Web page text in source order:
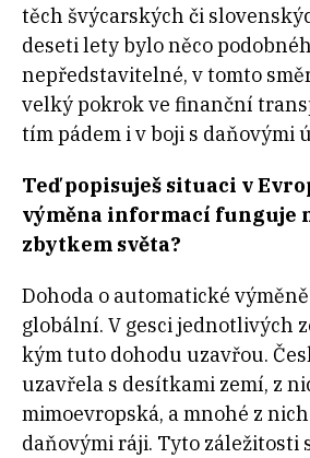
těch švýcarských či
deseti lety bylo něco
nepředstavitelné, v tomto
velký pokrok ve finanční
tím pádem i v boji s daňovými
Teď popisuješ situaci v
výměna informací funguje
zbytkem světa?
Dohoda o automatické
globální. V gesci jednotlivých
kým tuto dohodu uzavřou.
uzavřela s desítkami zemí, z
mimoevropská, a mnohé z
daňovými ráji. Tyto záležitosti